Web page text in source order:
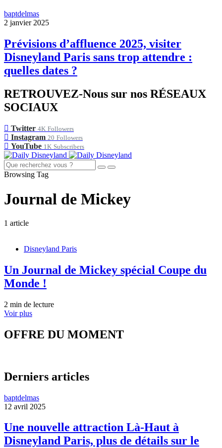
baptdelmas
2 janvier 2025
Prévisions d’affluence 2025, visiter
Disneyland Paris sans trop attendre :
quelles dates ?
RETROUVEZ-Nous sur nos RÉSEAUX
SOCIAUX
Twitter 4K Followers
Instagram 20 Followers
YouTube 1K Subscribers
Browsing Tag
Journal de Mickey
1 article
Disneyland Paris
Un Journal de Mickey spécial Coupe du
Monde !
2 min de lecture
Voir plus
OFFRE DU MOMENT
Derniers articles
baptdelmas
12 avril 2025
Une nouvelle attraction Là-Haut à
Disneyland Paris, plus de détails sur le